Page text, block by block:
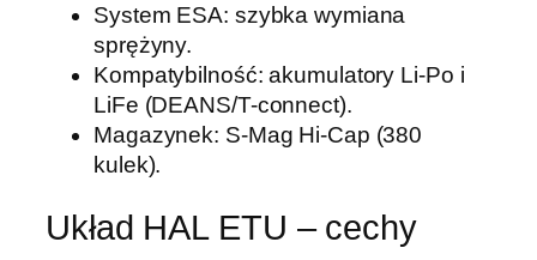
A
System ESA: szybka wymiana
sprężyny.
Kompatybilność: akumulatory Li-Po i
LiFe (DEANS/T-connect).
Magazynek: S-Mag Hi-Cap (380
kulek).
Układ HAL ETU – cechy